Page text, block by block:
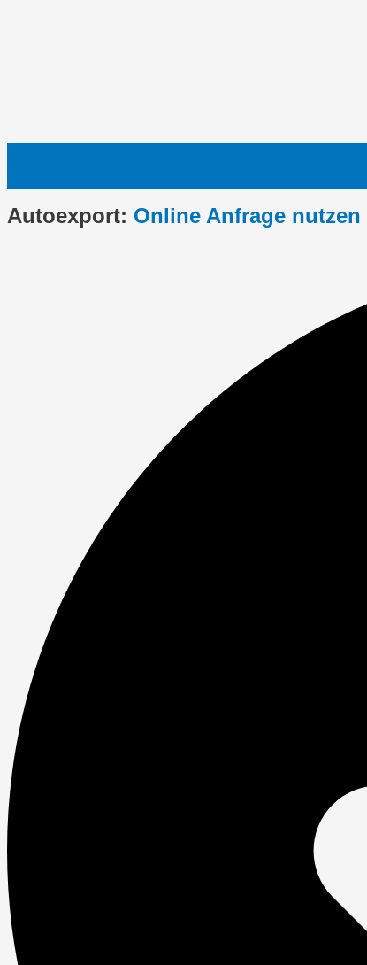
Autoexport: Online Anfrage nutzen